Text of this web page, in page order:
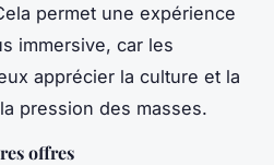
permet une expérience
immersive, car les
apprécier la culture et la
pression des masses.
offres